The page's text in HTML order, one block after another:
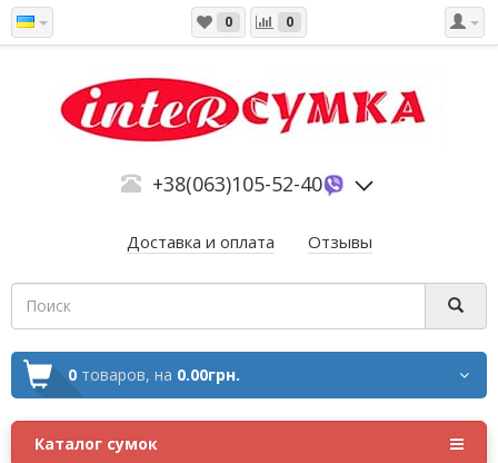
0 0
+38(063)105-52-40
Доставка и оплата Отзывы
0 товаров, на 0.00грн.
Каталог сумок